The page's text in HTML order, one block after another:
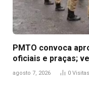
PMTO convoca
oficiais e praças;
agosto 7, 2026 0 Visitas